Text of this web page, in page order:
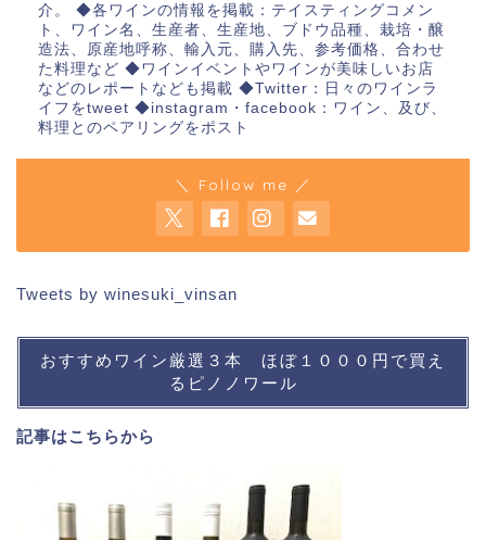
介。 ◆各ワインの情報を掲載：テイスティングコメン
ト、ワイン名、生産者、生産地、ブドウ品種、栽培・醸
造法、原産地呼称、輸入元、購入先、参考価格、合わせ
た料理など ◆ワインイベントやワインが美味しいお店
などのレポートなども掲載 ◆Twitter：日々のワインラ
イフをtweet ◆instagram・facebook：ワイン、及び、
料理とのペアリングをポスト
＼ Follow me ／
Tweets by winesuki_vinsan
おすすめワイン厳選３本 ほぼ１０００円で買え
るピノノワール
記事はこちらから